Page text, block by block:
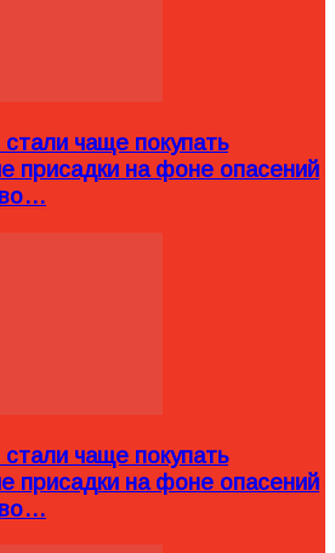
чаще покупать
присадки на фоне опасений
чаще покупать
присадки на фоне опасений